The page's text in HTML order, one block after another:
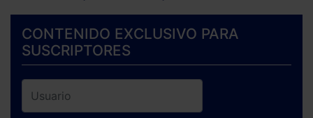
CONTENIDO EXCLUSIVO PARA
SUSCRIPTORES